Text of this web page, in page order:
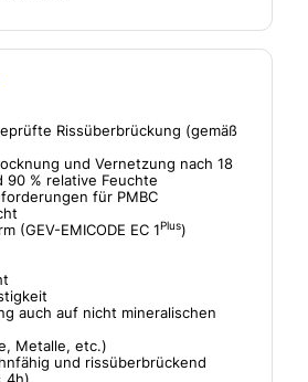
Rissüberbrückung (gemäß
und Vernetzung nach 18
90 % relative Feuchte
für PMBC
(GEV-EMICODE EC 1Plus)
auch auf nicht mineralischen
Metalle, etc.)
und rissüberbrückend